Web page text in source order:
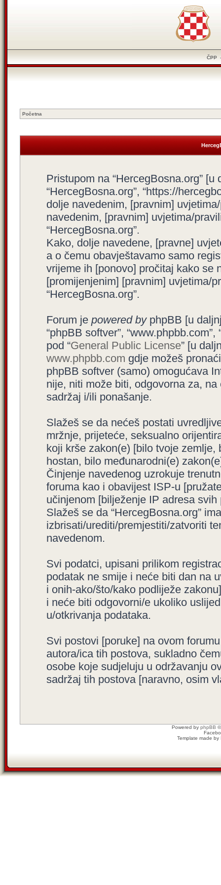
ČPP
Početna
Pristupom na “HercegBosna.org” [u
“HercegBosna.org”, “https://
dolje navedenim, [pravnim]
navedenim, [pravnim] uvjetima/
“HercegBosna.org”.
Kako, dolje navedene, [pravne]
a o čemu obavještavamo samo
vrijeme ih [ponovo] pročitaj kako se
[promijenjenim] [pravnim] uvjetima/
“HercegBosna.org”.
Forum je powered byphpBB [u
“phpBB softver”,
pod “General Public License” [u
www.phpbb.com gdje možeš
phpBB softver (samo) omogućava
nije, niti može biti, odgovorna za,
sadržaj i/ili ponašanje.
Slažeš se da nećeš postati
mržnje, prijeteće, seksualno
koji krše zakon(e) [bilo tvoje zemlje,
hostan, bilo međunarodni(e)
Činjenje navedenog uzrokuje
foruma kao i obavijest ISP-u
učinjenom [bilježenje IP adresa
Slažeš se da “HercegBosna.org”
izbrisati/urediti/premjestiti/zatvoriti
navedenom.
Svi podatci, upisani prilikom
podatak ne smije i neće biti dan na
i onih-ako/što/kako podliježe
i neće biti odgovorni/e ukoliko
u/otkrivanja podataka.
Svi postovi [poruke] na ovom
autora/ica tih postova, sukladno
osobe koje sudjeluju u održavanju
sadržaj tih postova [naravno, osim
Powered by phpBB
Template made by